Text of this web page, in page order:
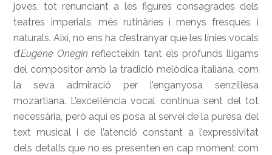
joves, tot renunciant a les figures consagrades dels
teatres imperials, més rutinàries i menys fresques i
naturals. Així, no ens ha d’estranyar que les línies vocals
d’Eugene Onegin reflecteixin tant els profunds lligams
del compositor amb la tradició melòdica italiana, com
la seva admiració per l’enganyosa senzillesa
mozartiana. L’excel·lència vocal continua sent del tot
necessària, però aquí es posa al servei de la puresa del
text musical i de l’atenció constant a l’expressivitat
dels detalls que no es presenten en cap moment com